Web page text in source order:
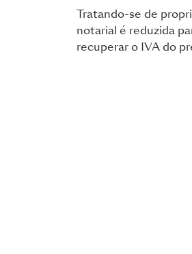
Tratando-se de
notarial é reduzida
recuperar o IVA do